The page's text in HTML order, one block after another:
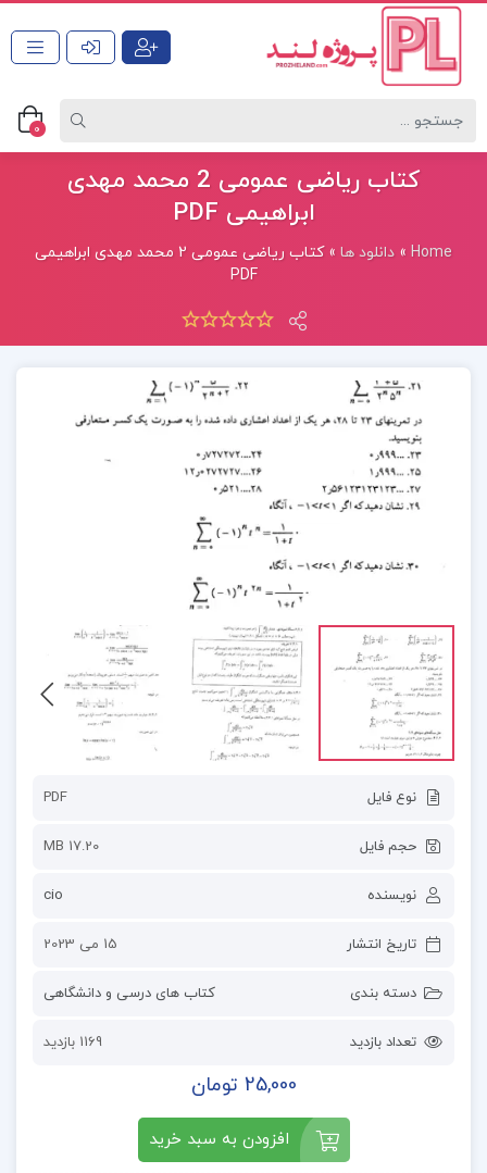
0
کتاب ریاضی عمومی 2 محمد مهدی
ابراهیمی PDF
Home
» دانلود ها »
کتاب ریاضی عمومی 2 محمد مهدی ابراهیمی
PDF
نوع فایل PDF
حجم فایل 17.20 MB
نویسنده cio
تاریخ انتشار 15 می 2023
دسته بندی کتاب های درسی و دانشگاهی
تعداد بازدید 1169 بازدید
25,000 تومان
افزودن به سبد خرید